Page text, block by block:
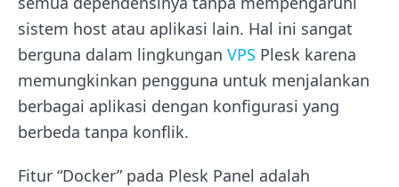
sistem host atau aplikasi lain. Hal ini sangat
berguna dalam lingkungan VPS Plesk karena
memungkinkan pengguna untuk menjalankan
berbagai aplikasi dengan konfigurasi yang
berbeda tanpa konflik.
Fitur “Docker” pada Plesk Panel adalah